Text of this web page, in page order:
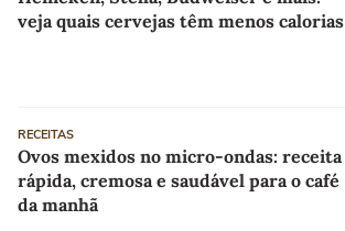
veja quais cervejas têm menos calorias
RECEITAS
Ovos mexidos no micro-ondas: receita
rápida, cremosa e saudável para o café
da manhã